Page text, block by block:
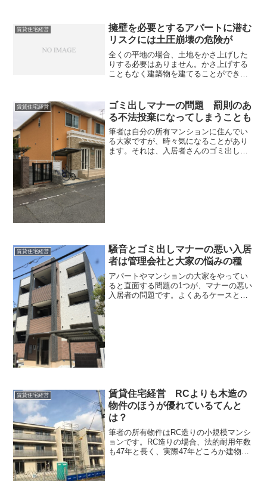
賃貸住宅経営
擁壁を必要とするアパートに潜む
リスクには土圧崩壊の危険が
全くの平地の場合、土地をかさ上げした
りする必要はありません。かさ上げする
こともなく建築物を建てることができま
も少なくなく、そのまま建築物を建てる
ことができます。しかし関...
賃貸住宅経営
ゴミ出しマナーの問題 罰則のあ
る不法投棄になってしまうことも
筆者は自分の所有マンションに住んでい
る大家ですが、時々気になることがあり
ます。それは、入居者さんのゴミ出しの
賃貸住宅経営
騒音とゴミ出しマナーの悪い入居
者は管理会社と大家の悩みの種
アパートやマンションの大家をやってい
ると直面する問題の1つが、マナーの悪い
入居者の問題です。よくあるケースとし
賃貸住宅経営
賃貸住宅経営 RCよりも木造の
物件のほうが優れているてんと
は？
筆者の所有物件はRC造りの小規模マンシ
ョンです。RC造りの場合、法的耐用年数
も47年と長く、実際47年どころか建物そ